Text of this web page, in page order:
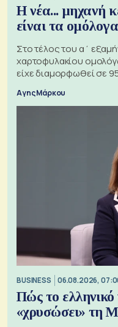
Η νέα... μηχανή
είναι τα ομόλογα
Στο τέλος του α΄
χαρτοφυλακίου
είχε διαμορφωθεί σε
Αγης Μάρκου
BUSINESS 06.08.2026,
Πώς το ελληνικό
«χρυσώσει» τη